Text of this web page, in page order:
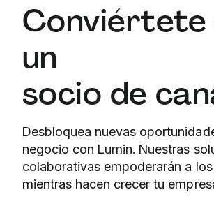
Conviértete
un
socio de
Desbloquea nuevas
negocio con Lumin. Nuestras
colaborativas empoderarán a
mientras hacen crecer tu